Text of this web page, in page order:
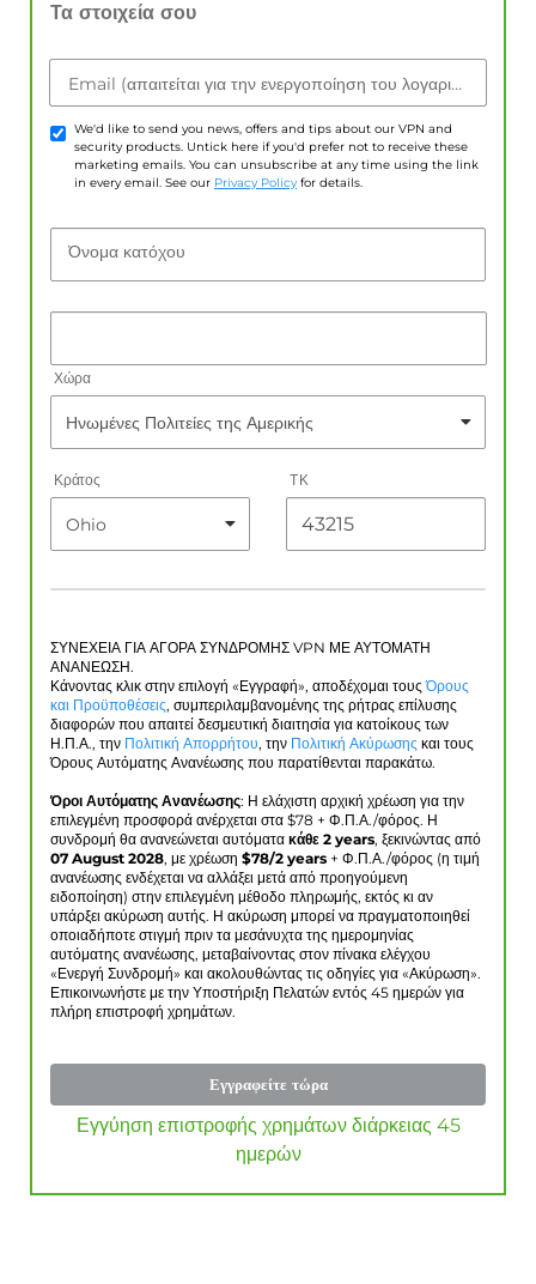
Τα στοιχεία σου
Email (απαιτείται για την ενεργοποίηση του λογαριασμού)
We'd like to send you news, offers and tips about our VPN and
security products. Untick here if you'd prefer not to receive these
marketing emails. You can unsubscribe at any time using the link
in every email. See our Privacy Policy for details.
Όνομα κατόχου
Χώρα
Κράτος ΤΚ
ΣΥΝΕΧΕΙΑ ΓΙΑ ΑΓΟΡΑ ΣΥΝΔΡΟΜΗΣ VPN ΜΕ ΑΥΤΟΜΑΤΗ
ΑΝΑΝΕΩΣΗ.
Κάνοντας κλικ στην επιλογή «Εγγραφή», αποδέχομαι τουςΌρους
και Προϋποθέσεις, συμπεριλαμβανομένης της ρήτρας επίλυσης
διαφορών που απαιτεί δεσμευτική διαιτησία για κατοίκους των
Η.Π.Α., την Πολιτική Απορρήτου, την Πολιτική Ακύρωσης και τους
Όρους Αυτόματης Ανανέωσης που παρατίθενται παρακάτω.
Όροι Αυτόματης Ανανέωσης: Η ελάχιστη αρχική χρέωση για την
επιλεγμένη προσφορά ανέρχεται στα $78 + Φ.Π.Α./φόρος. Η
συνδρομή θα ανανεώνεται αυτόματα κάθε 2 years, ξεκινώντας από
07 August 2028, με χρέωση $78/2 years + Φ.Π.Α./φόρος (η τιμή
ανανέωσης ενδέχεται να αλλάξει μετά από προηγούμενη
ειδοποίηση) στην επιλεγμένη μέθοδο πληρωμής, εκτός κι αν
υπάρξει ακύρωση αυτής. Η ακύρωση μπορεί να πραγματοποιηθεί
οποιαδήποτε στιγμή πριν τα μεσάνυχτα της ημερομηνίας
αυτόματης ανανέωσης, μεταβαίνοντας στον πίνακα ελέγχου
«Ενεργή Συνδρομή» και ακολουθώντας τις οδηγίες για «Ακύρωση».
Επικοινωνήστε με την Υποστήριξη Πελατών εντός 45 ημερών για
πλήρη επιστροφή χρημάτων.
Εγγραφείτε τώρα
Εγγύηση επιστροφής χρημάτων διάρκειας 45
ημερών